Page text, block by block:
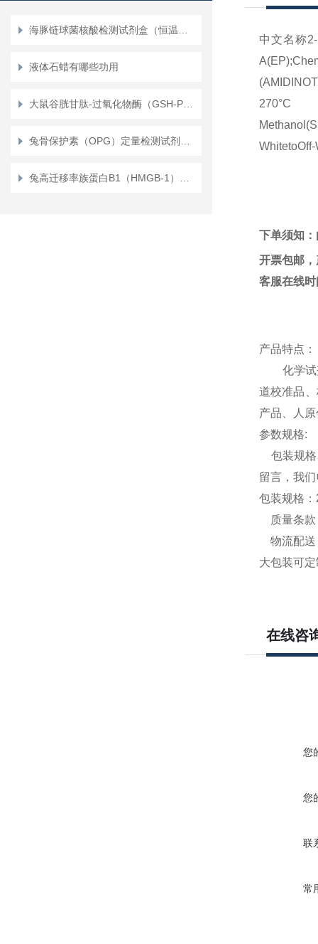
液体石蜡有哪些功用
中文名称
下单须知
开票包邮
客服在线
产品特点：
化学试剂
道校准品
产品、人
参数规格:
包装规格
留言，我
包装规格
质量条款
物流配送
大包装可
在线咨
您
您
联
常